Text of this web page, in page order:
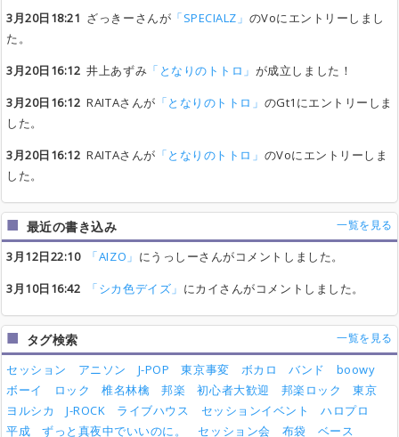
3月20日18:21 ざっきーさんが 「SPECIALZ」 のVoにエントリーしまし
た。
3月20日16:12 井上あずみ 「となりのトトロ」 が成立しました！
3月20日16:12 RAITAさんが 「となりのトトロ」 のGt1にエントリーしま
した。
3月20日16:12 RAITAさんが 「となりのトトロ」 のVoにエントリーしま
した。
最近の書き込み 一覧を見る
3月12日22:10 「AIZO」 にうっしーさんがコメントしました。
3月10日16:42
「シカ色デイズ」 にカイさんがコメントしました。
タグ検索 一覧を見る
セッション アニソン J-POP 東京事変 ボカロ バンド
boowy
ボーイ
ロック 椎名林檎 邦楽 初心者大歓迎 邦楽ロック
東京
ヨルシカ
J-ROCK ライブハウス セッションイベント
ハロプロ
平成
ずっと真夜中でいいのに。 セッション会 布袋
ベース